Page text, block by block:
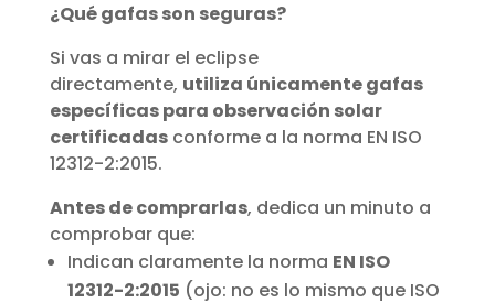
¿Qué gafas son seguras?
Si vas a mirar el eclipse
directamente, utiliza únicamente gafas
específicas para observación solar
certificadas conforme a la norma EN ISO
12312-2:2015.
Antes de comprarlas, dedica un minuto a
comprobar que:
Indican claramente la norma EN ISO
12312-2:2015 (ojo: no es lo mismo que ISO